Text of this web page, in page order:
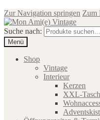
Zur Navigation springen Zum
Suche nach:
Menü
Shop
Vintage
Interieur
Kerzen
XXL-